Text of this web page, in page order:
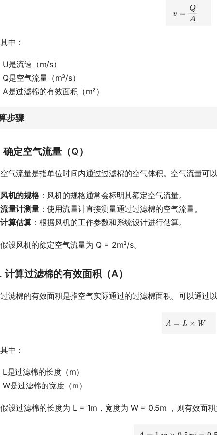
其中：
U是流速（m/s）
Q是空气流量（m³/s）
A是过滤棉的有效面积（m²）
步骤
确定空气流量（Q）
空气流量是指单位时间内通过过滤棉的空气体积。空气流量可
风机的规格 ：风机的规格通常会标明其额定空气流量。
流量计测量 ：使用流量计直接测量通过过滤棉的空气流量。
计算估算 ：根据风机的工作参数和系统设计进行估算。
假设风机的额定空气流量为 Q = 2m³/s。
计算过滤棉的有效面积（A）
过滤棉的有效面积是指空气实际通过的过滤棉面积。可以通过
其中：
L是过滤棉的长度（m）
W是过滤棉的宽度（m）
假设过滤棉的长度为 L = 1m，宽度为 W = 0.5m ，则有效面积